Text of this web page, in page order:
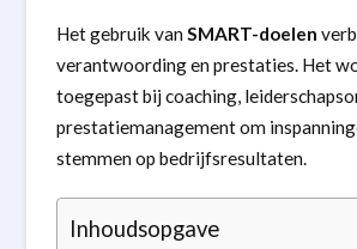
Het gebruik vanSMART-doelen
verantwoording en prestaties. Het
toegepast bij coaching,
prestatiemanagement om
stemmen op bedrijfsresultaten.
Inhoudsopgave